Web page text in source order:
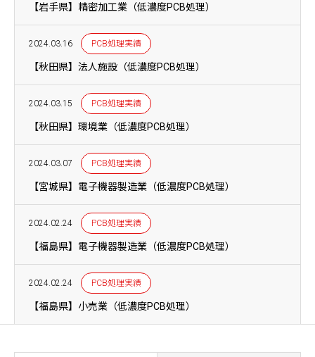
【岩手県】精密加工業（低濃度PCB処理）
2024.03.16 PCB処理実績
【秋田県】法人施設（低濃度PCB処理）
2024.03.15 PCB処理実績
【秋田県】環境業（低濃度PCB処理）
2024.03.07 PCB処理実績
【宮城県】電子機器製造業（低濃度PCB処理）
2024.02.24 PCB処理実績
【福島県】電子機器製造業（低濃度PCB処理）
2024.02.24 PCB処理実績
【福島県】小売業（低濃度PCB処理）